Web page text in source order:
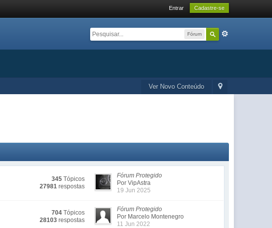
Entrar Cadastre-se
Fórum
Ver Novo Conteúdo
345 Tópicos
27981 respostas
Fórum Protegido
Por VipAstra
19 Jun 2025
704 Tópicos
28103 respostas
Fórum Protegido
Por Marcelo Montenegro
11 Jun 2022